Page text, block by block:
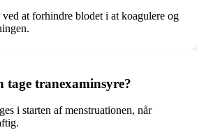
at forhindre blodet i at koagulere og
tranexaminsyre?
i starten af menstruationen, når